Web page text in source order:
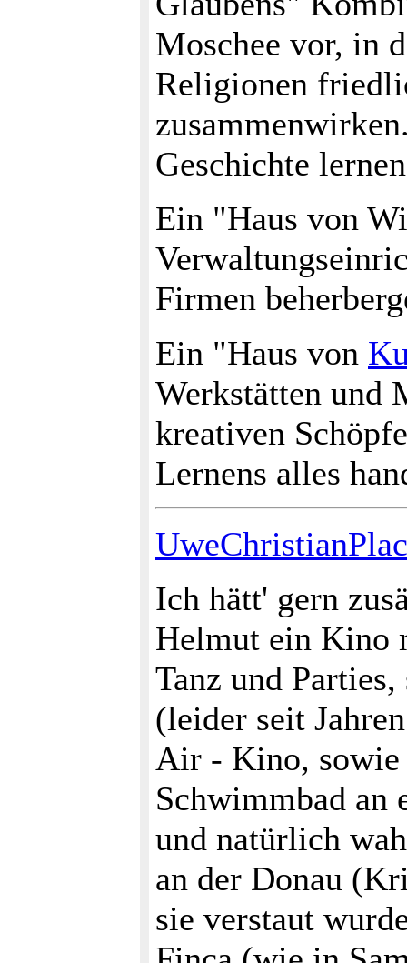
Moschee vor, in
Religionen
Geschichte
Ein "Haus von
Firmen
Ein "Haus von
Werkstätten und
kreativen
Lernens alles
Ich hätt' gern
Helmut ein Kino
Tanz und
(leider seit
Air - Kino, sowie
Schwimmbad an
und natürlich
an der Donau
sie verstaut